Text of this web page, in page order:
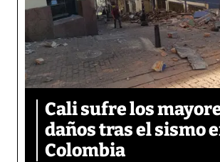
Cali sufre los
daños tras el sismo
Colombia